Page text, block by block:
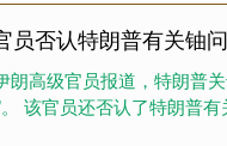
员否认特朗普有关铀
朗高级官员报道，特朗普
该官员还否认了特朗普